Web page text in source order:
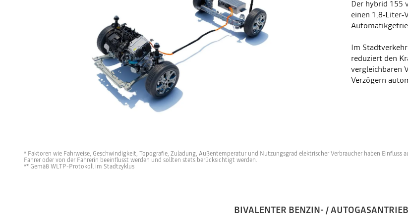
Der hybrid 155
einen
Im
reduziert den
vergleichbaren
Verzögern
* Faktoren wie Fahrweise, Geschwindigkeit, Topografie, Zuladung, Außentemperatur und Nutzungsgrad elektrischer Verbraucher haben
Fahrer oder von der Fahrerin beeinflusst werden und sollten stets berücksichtigt werden.
** Gemäß WLTP-Protokoll im Stadtzyklus
BIVALENTER BENZIN- /